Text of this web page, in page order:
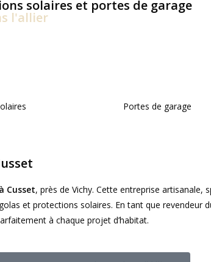
solaires et portes de garage
l'allier
Portes de garage
Cusset, près de Vichy. Cette entreprise artisanale,
et protections solaires. En tant que revendeur
à chaque projet d’habitat.